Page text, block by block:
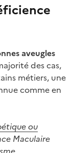
aveugles
des cas,
métiers, une
comme en
ou
Maculaire